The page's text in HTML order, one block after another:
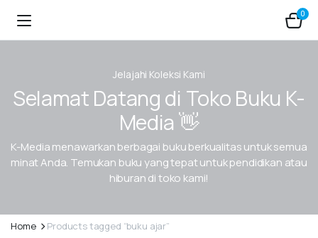
0
Jelajahi Koleksi Kami
Selamat Datang di Toko Buku K-
Media 👋
K-Media menawarkan berbagai buku berkualitas untuk semua
minat Anda. Temukan buku yang tepat untuk pendidikan atau
hiburan di toko kami!
Home
Products tagged “buku ajar”